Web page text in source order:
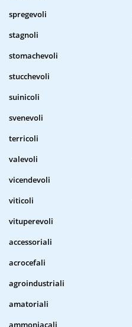
spregevoli
stagnoli
stomachevoli
stucchevoli
suinicoli
svenevoli
terricoli
valevoli
vicendevoli
viticoli
vituperevoli
accessoriali
acrocefali
agroindustriali
amatoriali
ammoniacali